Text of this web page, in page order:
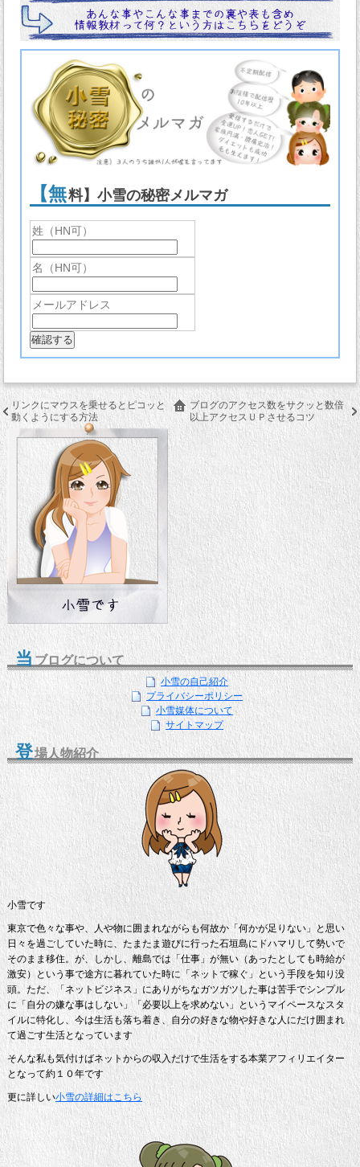
【無料】小雪の秘密メルマガ
姓（HN可）
名（HN可）
メールアドレス
リンクにマウスを乗せるとピコッと
動くようにする方法
ブログのアクセス数をサクッと数倍
以上アクセスＵＰさせるコツ
当 ブログについて
小雪の自己紹介
プライバシーポリシー
小雪媒体について
サイトマップ
登場人物紹介
小雪です
東京で色々な事や、人や物に囲まれながらも何故か「何かが足りない」と思い
日々を過ごしていた時に、たまたま遊びに行った石垣島にドハマリして勢いで
そのまま移住。が、しかし、離島では「仕事」が無い（あったとしても時給が
激安）という事で途方に暮れていた時に「ネットで稼ぐ」という手段を知り没
頭。ただ、「ネットビジネス」にありがちなガツガツした事は苦手でシンプル
に「自分の嫌な事はしない」「必要以上を求めない」というマイペースなスタ
イルに特化し、今は生活も落ち着き、自分の好きな物や好きな人にだけ囲まれ
て過ごす生活となっています
そんな私も気付けばネットからの収入だけで生活をする本業アフィリエイター
となって約１０年です
更に詳しい小雪の詳細はこちら